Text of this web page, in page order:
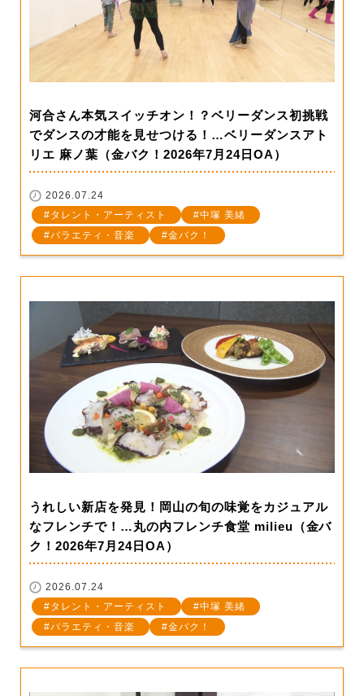
河合さん本気スイッチオン！？ベリーダンス初挑戦
でダンスの才能を見せつける！…ベリーダンスアト
リエ 麻ノ葉（金バク！2026年7月24日OA）
2026.07.24
タレント・アーティスト
中塚 美緒
バラエティ・音楽
金バク！
うれしい新店を発見！岡山の旬の味覚をカジュアル
なフレンチで！…丸の内フレンチ食堂 milieu（金バ
ク！2026年7月24日OA）
2026.07.24
タレント・アーティスト
中塚 美緒
バラエティ・音楽
金バク！